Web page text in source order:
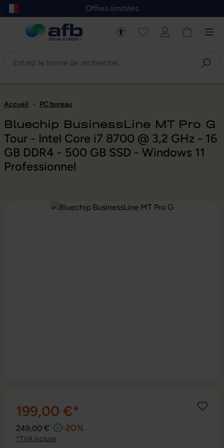
au contenu principal
Skip to B2B platform navigation
Offres limitées
Accueil - PC bureau
Bluechip BusinessLine MT Pro G
Tour - Intel Core i7 8700 @ 3,2 GHz - 16
GB DDR4 - 500 GB SSD - Windows 11
Professionnel
Ignorer la galerie d'images
199,00 €*
249,00 € -20%
*TVA incluse